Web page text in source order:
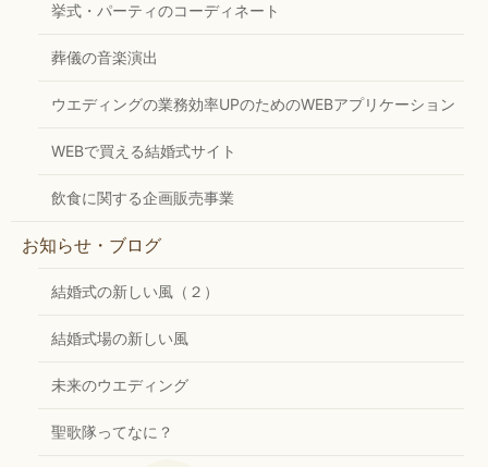
挙式・パーティのコーディネート
葬儀の音楽演出
ウエディングの業務効率UPのためのWEBアプリケーション
WEBで買える結婚式サイト
飲食に関する企画販売事業
お知らせ・ブログ
結婚式の新しい風（２）
結婚式場の新しい風
未来のウエディング
聖歌隊ってなに？